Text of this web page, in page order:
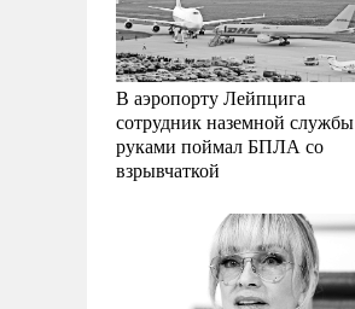
В аэропорту Лейпцига
сотрудник наземной службы
руками поймал БПЛА со
взрывчаткой